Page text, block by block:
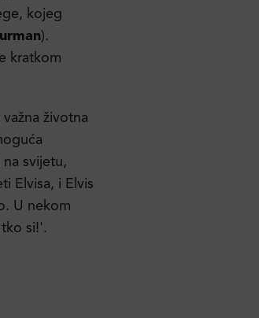
kojeg
).
kratkom
životna
svijetu,
Elvisa, i Elvis
U nekom
si!'.